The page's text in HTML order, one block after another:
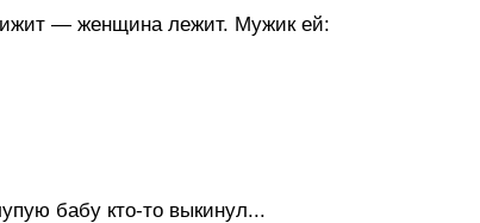
— женщина лежит. Мужик ей:
бабу кто-то выкинул...